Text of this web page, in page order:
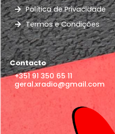
Política de Privacidade
Termos e Condições
Contacto
+351 91 350 65 11
geral.xradio@gmail.com